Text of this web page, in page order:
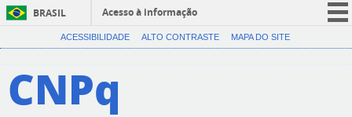
BRASIL
Acesso à informação
CORONAVÍRUS (COVID-19)
ACESSIBILIDADE ALTO CONTRASTE MAPA DO SITE
CNPq